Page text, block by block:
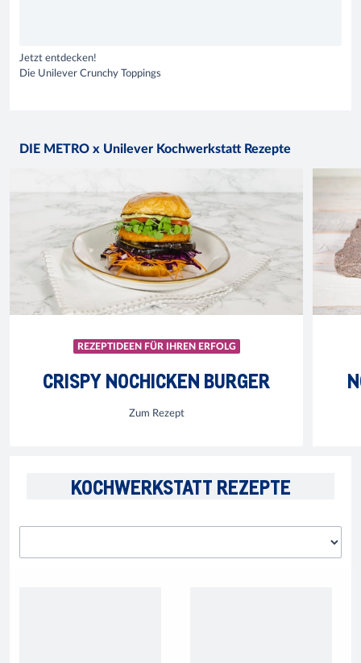
Jetzt entdecken!
Die Unilever Crunchy Toppings
DIE METRO x Unilever Kochwerkstatt Rezepte
REZEPTIDEEN FÜR IHREN ERFOLG
CRISPY NOCHICKEN BURGER
Zum Rezept
KOCHWERKSTATT REZEPTE